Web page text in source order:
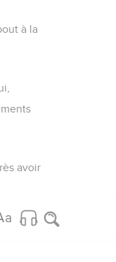
à la
avoir